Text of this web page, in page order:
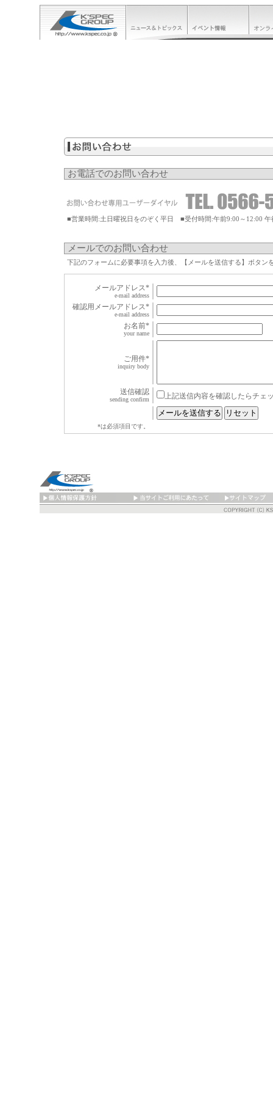
ータースポーツ販売店舗一覧せ
お電話でのお問い合わせ
■営業時間:土日曜祝日をのぞく平日 ■受付時間:午前9:00～12:00 午
メールでのお問い合わせ
下記のフォームに必要事項を入力後、【メールを送信する】ボタン
メールアドレス*
e-mail address
確認用メールアドレス*
e-mail address
お名前*
your name
ご用件*
inquiry body
送信確認
sending confirm 上記送信内容を確認したらチェ
*は必須項目です。